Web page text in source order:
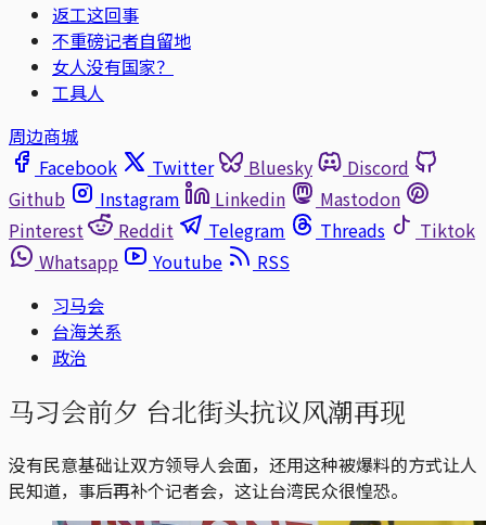
返工这回事
不重磅记者自留地
女人没有国家？
工具人
周边商城
Facebook
Twitter Bluesky
Discord
Github
Instagram Linkedin
Mastodon
Pinterest
Reddit Telegram Threads
Tiktok
Whatsapp
Youtube
RSS
习马会
台海关系
政治
马习会前夕 台北街头抗议风潮再现
没有民意基础让双方领导人会面，还用这种被爆料的方式让人
民知道，事后再补个记者会，这让台湾民众很惶恐。